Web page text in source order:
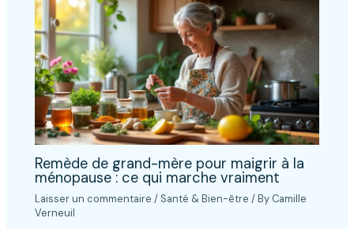
Remède de grand-mère pour maigrir à la
ménopause : ce qui marche vraiment
Laisser un commentaire / Santé & Bien-être / By Camille
Verneuil